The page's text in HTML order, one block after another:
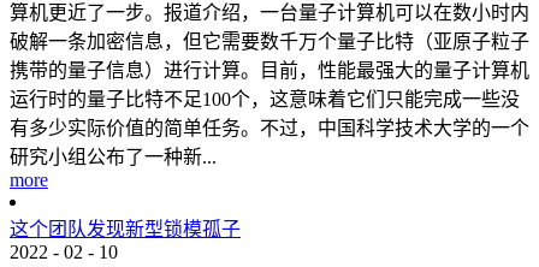
算机更近了一步。报道介绍，一台量子计算机可以在数小时内
破解一条加密信息，但它需要数千万个量子比特（亚原子粒子
携带的量子信息）进行计算。目前，性能最强大的量子计算机
运行时的量子比特不足100个，这意味着它们只能完成一些没
有多少实际价值的简单任务。不过，中国科学技术大学的一个
研究小组公布了一种新...
more
这个团队发现新型锁模孤子
2022 - 02 - 10